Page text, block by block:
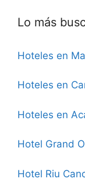
Lo más
Hoteles en
Hoteles en
Hoteles en
Hotel Grand
Hotel Riu